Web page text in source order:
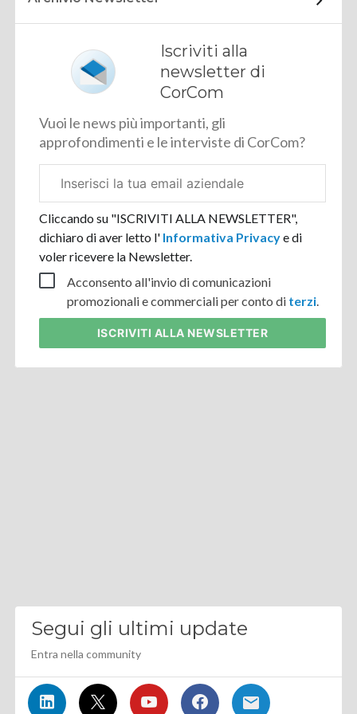
Iscriviti alla
newsletter di
CorCom
Vuoi le news più importanti, gli
approfondimenti e le interviste di CorCom?
aziendale
Cliccando su "ISCRIVITI ALLA NEWSLETTER",
dichiaro di aver letto l' Informativa Privacye di
voler ricevere la Newsletter.
Acconsento all'invio di comunicazioni
promozionali e commerciali per conto di terzi.
ISCRIVITI ALLA NEWSLETTER
Segui gli ultimi update
Entra nella community